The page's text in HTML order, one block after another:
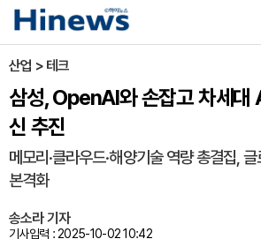
산업 > 테크
삼성, OpenAI와 손잡고 차세대
신 추진
메모리·클라우드·해양기술 역량 총결집,
본격화
송소라 기자
기사입력 : 2025-10-02 10:42